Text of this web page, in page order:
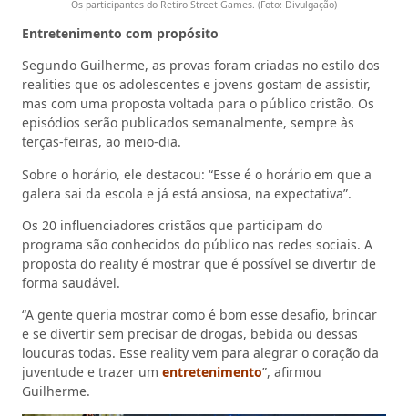
Os participantes do Retiro Street Games. (Foto: Divulgação)
Entretenimento com propósito
Segundo Guilherme, as provas foram criadas no estilo dos
realities que os adolescentes e jovens gostam de assistir,
mas com uma proposta voltada para o público cristão. Os
episódios serão publicados semanalmente, sempre às
terças-feiras, ao meio-dia.
Sobre o horário, ele destacou: “Esse é o horário em que a
galera sai da escola e já está ansiosa, na expectativa”.
Os 20 influenciadores cristãos que participam do
programa são conhecidos do público nas redes sociais. A
proposta do reality é mostrar que é possível se divertir de
forma saudável.
“A gente queria mostrar como é bom esse desafio, brincar
e se divertir sem precisar de drogas, bebida ou dessas
loucuras todas. Esse reality vem para alegrar o coração da
juventude e trazer um entretenimento”, afirmou
Guilherme.